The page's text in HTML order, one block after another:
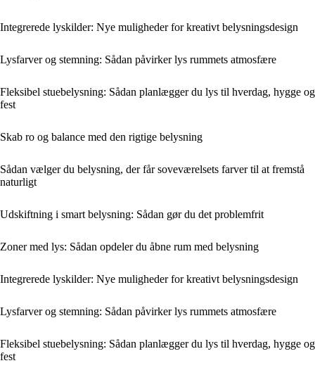
Integrerede lyskilder: Nye muligheder for kreativt belysningsdesign
Lysfarver og stemning: Sådan påvirker lys rummets atmosfære
Fleksibel stuebelysning: Sådan planlægger du lys til hverdag, hygge og
fest
Skab ro og balance med den rigtige belysning
Sådan vælger du belysning, der får soveværelsets farver til at fremstå
naturligt
Udskiftning i smart belysning: Sådan gør du det problemfrit
Zoner med lys: Sådan opdeler du åbne rum med belysning
Integrerede lyskilder: Nye muligheder for kreativt belysningsdesign
Lysfarver og stemning: Sådan påvirker lys rummets atmosfære
Fleksibel stuebelysning: Sådan planlægger du lys til hverdag, hygge og
fest